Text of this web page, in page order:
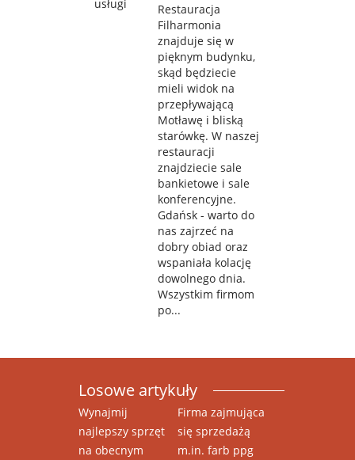
Restauracja
Filharmonia
znajduje się w
pięknym budynku,
skąd będziecie
mieli widok na
przepływającą
Motławę i bliską
starówkę. W naszej
restauracji
znajdziecie sale
bankietowe i sale
konferencyjne.
Gdańsk - warto do
nas zajrzeć na
dobry obiad oraz
wspaniała kolację
dowolnego dnia.
Wszystkim firmom
po...
Losowe artykuły
Wynajmij
najlepszy sprzęt
na obecnym
Firma zajmująca
się sprzedażą
m.in. farb ppg